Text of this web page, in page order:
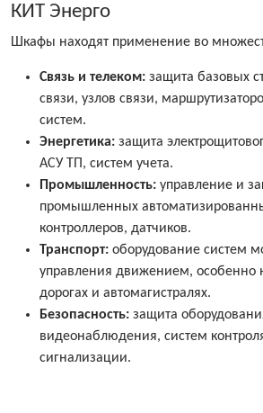
КИТ Энерго
Шкафы находят применение во
Связь и телеком: защита базовых
связи, узлов связи,
систем.
Энергетика: защита
АСУ ТП, систем учета.
Промышленность: управление и
промышленных
контроллеров, датчиков.
Транспорт: оборудование систем
управления движением, особенно
дорогах и автомагистралях.
Безопасность: защита
видеонаблюдения, систем
сигнализации.